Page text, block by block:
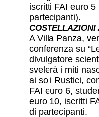
iscritti FAI euro
partecipanti).
COSTELLAZIONI
A Villa Panza,
conferenza su
divulgatore
svelerà i miti
ai soli Rustici,
FAI euro 6,
euro 10, iscritti
di partecipanti.